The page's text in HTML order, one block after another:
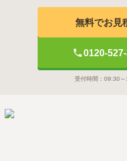
無料でお見
0120-
受付時間： 09:30～